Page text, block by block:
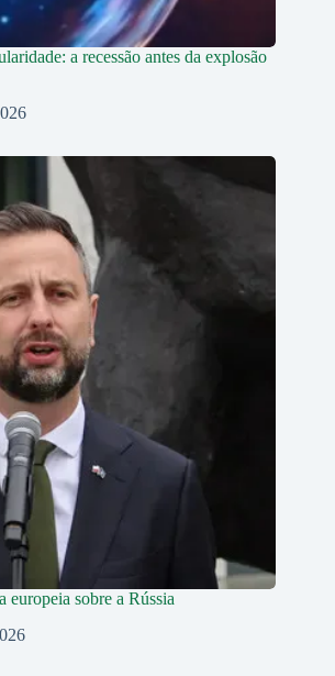
a recessão antes da explosão
europeia sobre a Rússia